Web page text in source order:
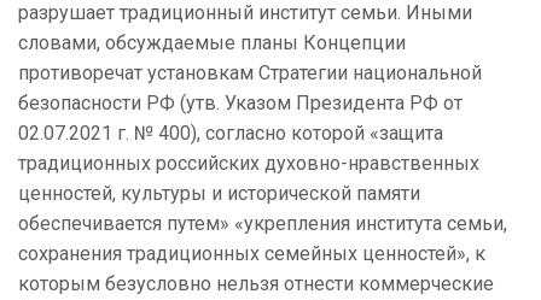
разрушает традиционный институт семьи. Иными
словами, обсуждаемые планы Концепции
противоречат установкам Стратегии национальной
безопасности РФ (утв. Указом Президента РФ от
02.07.2021 г. № 400), согласно которой «защита
традиционных российских духовно-нравственных
ценностей, культуры и исторической памяти
обеспечивается путем» «укрепления института семьи,
сохранения традиционных семейных ценностей», к
которым безусловно нельзя отнести коммерческие